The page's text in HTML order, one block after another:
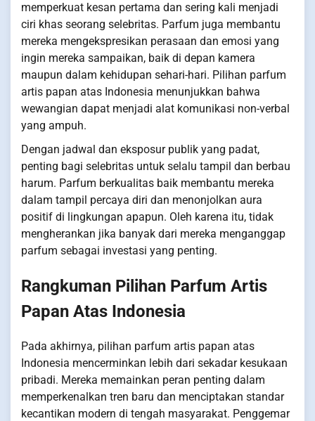
memperkuat kesan pertama dan sering kali menjadi
ciri khas seorang selebritas. Parfum juga membantu
mereka mengekspresikan perasaan dan emosi yang
ingin mereka sampaikan, baik di depan kamera
maupun dalam kehidupan sehari-hari. Pilihan parfum
artis papan atas Indonesia menunjukkan bahwa
wewangian dapat menjadi alat komunikasi non-verbal
yang ampuh.
Dengan jadwal dan eksposur publik yang padat,
penting bagi selebritas untuk selalu tampil dan berbau
harum. Parfum berkualitas baik membantu mereka
dalam tampil percaya diri dan menonjolkan aura
positif di lingkungan apapun. Oleh karena itu, tidak
mengherankan jika banyak dari mereka menganggap
parfum sebagai investasi yang penting.
Rangkuman Pilihan Parfum Artis
Papan Atas Indonesia
Pada akhirnya, pilihan parfum artis papan atas
Indonesia mencerminkan lebih dari sekadar kesukaan
pribadi. Mereka memainkan peran penting dalam
memperkenalkan tren baru dan menciptakan standar
kecantikan modern di tengah masyarakat. Penggemar